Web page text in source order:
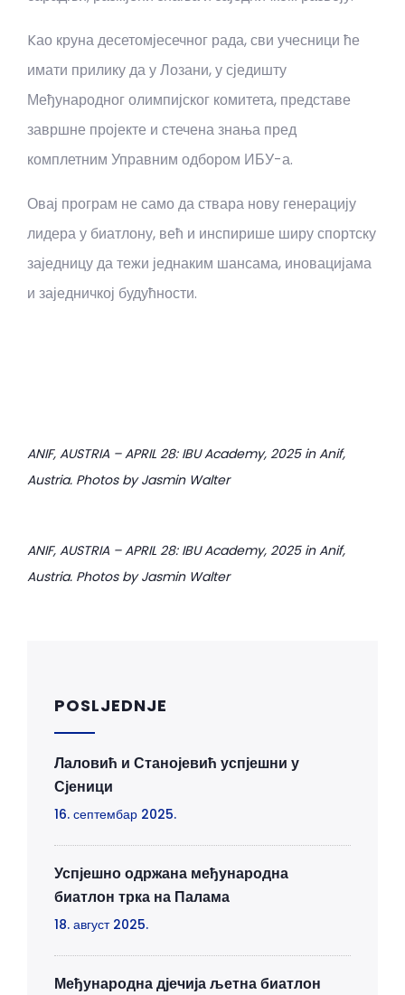
Kао круна десетомјесечног рада, сви учесници ће
имати прилику да у Лозани, у сједишту
Међународног олимпијског комитета, представе
завршне пројекте и стечена знања пред
комплетним Управним одбором ИБУ-а.
Овај програм не само да ствара нову генерацију
лидера у биатлону, већ и инспирише ширу спортску
заједницу да тежи једнаким шансама, иновацијама
и заједничкој будућности.
ANIF, AUSTRIA – APRIL 28: IBU Academy, 2025 in Anif,
Austria. Photos by Jasmin Walter
ANIF, AUSTRIA – APRIL 28: IBU Academy, 2025 in Anif,
Austria. Photos by Jasmin Walter
POSLJEDNJE
Лаловић и Станојевић успјешни у
Сјеници
16. септембар 2025.
Успјешно одржана међународна
биатлон трка на Палама
18. август 2025.
Међународна дјечија љетна биатлон